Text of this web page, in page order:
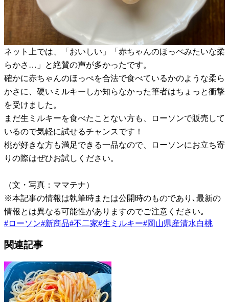
ネット上では、「おいしい」「赤ちゃんのほっぺみたいな柔
らかさ…」と絶賛の声が多かったです。
確かに赤ちゃんのほっぺを合法で食べているかのような柔ら
かさに、硬いミルキーしか知らなかった筆者はちょっと衝撃
を受けました。
まだ生ミルキーを食べたことない方も、ローソンで販売して
いるので気軽に試せるチャンスです！
桃が好きな方も満足できる一品なので、ローソンにお立ち寄
りの際はぜひお試しください。
（文・写真：ママテナ）
※本記事の情報は執筆時または公開時のものであり､最新の
情報とは異なる可能性がありますのでご注意ください｡
#ローソン#新商品#不二家#生ミルキー#岡山県産清水白桃
関連記事